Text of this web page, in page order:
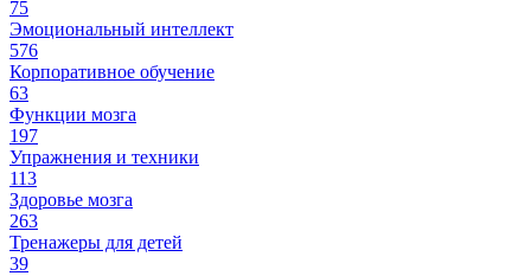
75
Эмоциональный интеллект
576
Корпоративное обучение
63
Функции мозга
197
Упражнения и техники
113
Здоровье мозга
263
Тренажеры для детей
39